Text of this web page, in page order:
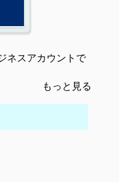
ネスアカウントで
もっと見る